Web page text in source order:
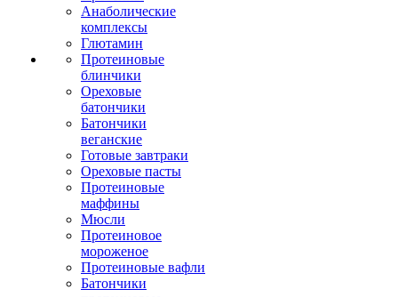
Анаболические
комплексы
Глютамин
Протеиновые
блинчики
Ореховые
батончики
Батончики
веганские
Готовые завтраки
Ореховые пасты
Протеиновые
маффины
Мюсли
Протеиновое
мороженое
Протеиновые вафли
Батончики